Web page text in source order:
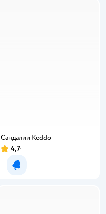
Сандалии Keddo
Рейтинг:
4,7
Уведомить о появлении